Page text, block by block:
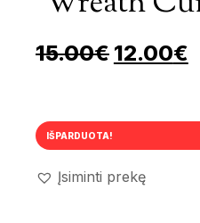
15.00€ 12.00€
IŠPARDUOTA!
Įsiminti prekę